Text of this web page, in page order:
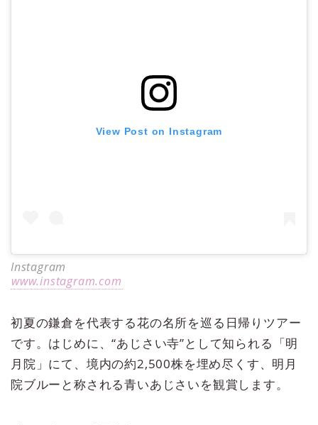
View Post on Instagram
Instagram
www.instagram.com
初夏の鎌倉を代表する花の名所を巡る日帰りツアー
です。はじめに、“あじさい寺”として知られる「明
月院」にて、境内の約2,500株を埋め尽くす、明月
院ブルーと称される青いあじさいを観賞します。